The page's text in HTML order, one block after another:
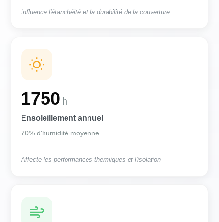
Influence l'étanchéité et la durabilité de la couverture
1750 h
Ensoleillement annuel
70% d'humidité moyenne
Affecte les performances thermiques et l'isolation